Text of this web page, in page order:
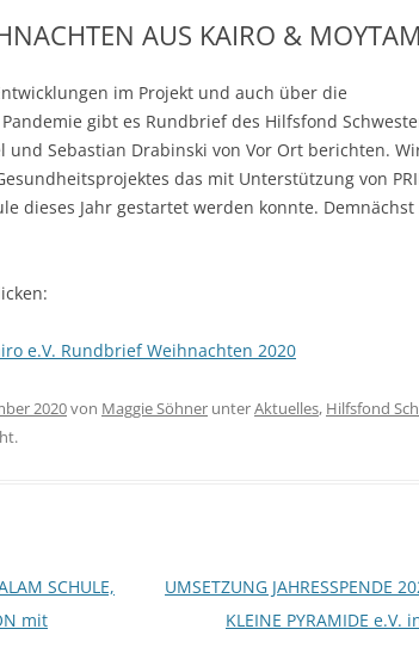
KRANKENSTATION DER
MAADI, KAIRO
DEMOKRATISIERUNGSPROJEKT
HILFSFOND SCHWESTER MARIA /
INITIATIVE MICHAEL WURCHE
AUS KAIRO &
im Projekt und auch über die
gibt es Rundbrief des Hilfsfond
und Sebastian Drabinski von Vor Ort berichten.
das mit Unterstützung von
dieses Jahr gestartet werden konnte.
e.V. Rundbrief Weihnachten 2020
2020von Maggie Söhner unterAktuelles, Hilfsfond
SCHULE,
mit
UMSETZUNG JAHRESSPENDE
KLEINE PYRAMIDE e.V.